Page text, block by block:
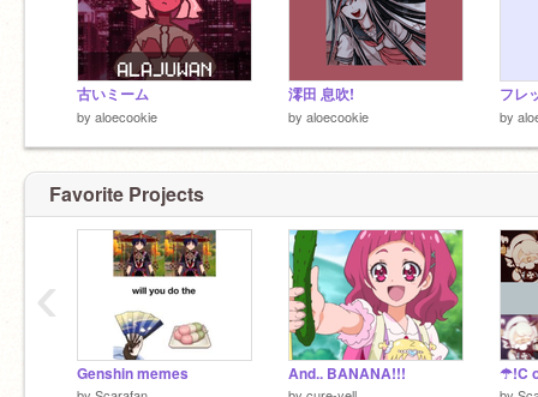
古いミーム
by aloecookie
澪田 息吹!
by aloecookie
フレ
by
Favorite Projects
Genshin memes And.. BANANA!!! ☂!C
‹